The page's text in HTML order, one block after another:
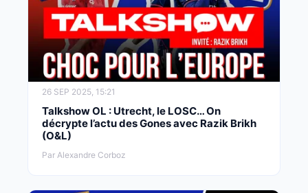
26 SEP 2025, 15:21
Talkshow OL : Utrecht, le LOSC… On
décrypte l’actu des Gones avec Razik Brikh
(O&L)
Par Alexandre Corboz